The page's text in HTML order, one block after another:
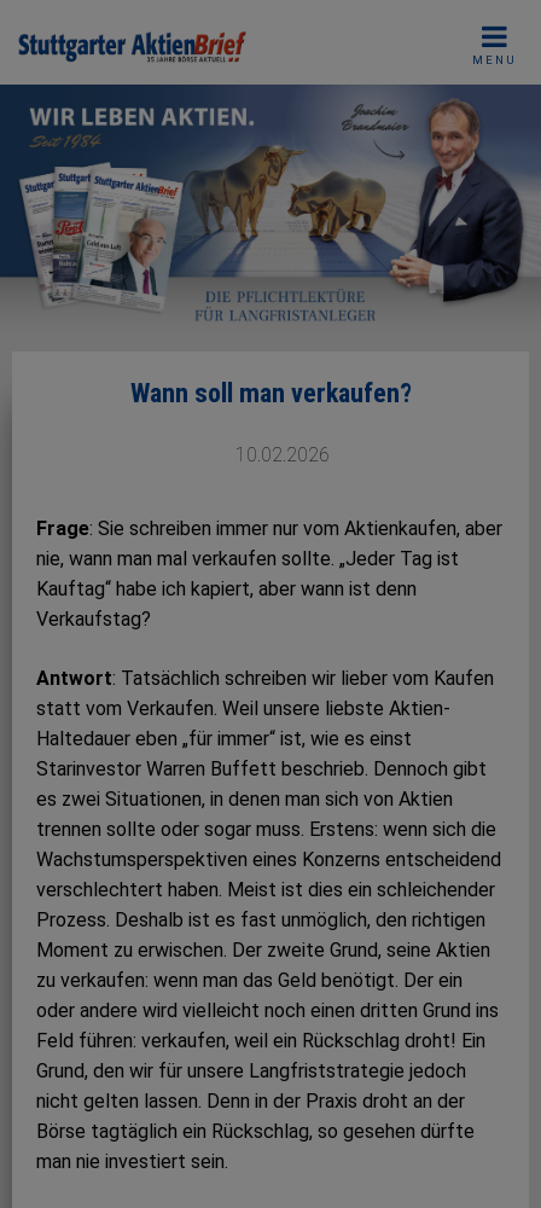
MENU
Wann soll man verkaufen?
10.02.2026
Frage: Sie schreiben immer nur vom Aktienkaufen, aber
nie, wann man mal verkaufen sollte. „Jeder Tag ist
Kauftag“ habe ich kapiert, aber wann ist denn
Verkaufstag?
Antwort: Tatsächlich schreiben wir lieber vom Kaufen
statt vom Verkaufen. Weil unsere liebste Aktien-
Haltedauer eben „für immer“ ist, wie es einst
Starinvestor Warren Buffett beschrieb. Dennoch gibt
es zwei Situationen, in denen man sich von Aktien
trennen sollte oder sogar muss. Erstens: wenn sich die
Wachstumsperspektiven eines Konzerns entscheidend
verschlechtert haben. Meist ist dies ein schleichender
Prozess. Deshalb ist es fast unmöglich, den richtigen
Moment zu erwischen. Der zweite Grund, seine Aktien
zu verkaufen: wenn man das Geld benötigt. Der ein
oder andere wird vielleicht noch einen dritten Grund ins
Feld führen: verkaufen, weil ein Rückschlag droht! Ein
Grund, den wir für unsere Langfriststrategie jedoch
nicht gelten lassen. Denn in der Praxis droht an der
Börse tagtäglich ein Rückschlag, so gesehen dürfte
man nie investiert sein.